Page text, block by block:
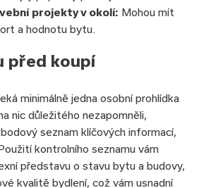
projekty v okolí: Mohou mít
a hodnotu bytu.
před koupí
minimálně jedna osobní prohlídka
nic důležitého nezapomněli,
seznam klíčových informací,
kontrolního seznamu vám
představu o stavu bytu a budovy,
kvalitě bydlení, což vám usnadní